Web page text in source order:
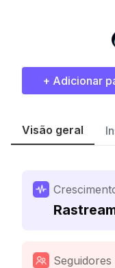
+ Adicionar
Visão geral
Seguidores